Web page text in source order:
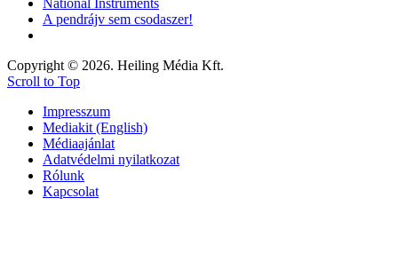
A pendrájv sem csodaszer!
Copyright © 2026. Heiling Média Kft.
Scroll to Top
Impresszum
Mediakit (English)
Médiaajánlat
Adatvédelmi nyilatkozat
Rólunk
Kapcsolat